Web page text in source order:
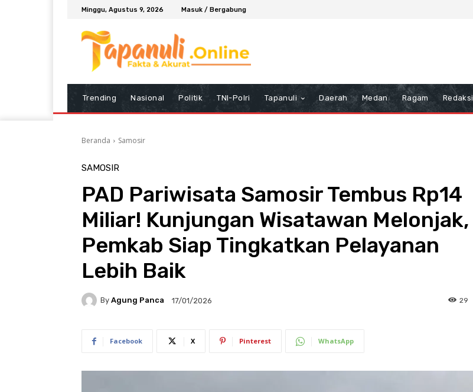
Minggu, Agustus 9, 2026 Masuk / Bergabung
Trending Nasional Politik TNI-Polri Tapanuli Daerah Medan Ragam Redaksi
Beranda Samosir
SAMOSIR
PAD Pariwisata Samosir Tembus Rp14
Miliar! Kunjungan Wisatawan Melonjak,
Pemkab Siap Tingkatkan Pelayanan
Lebih Baik
By Agung Panca 17/01/2026 29
Facebook X Pinterest WhatsApp